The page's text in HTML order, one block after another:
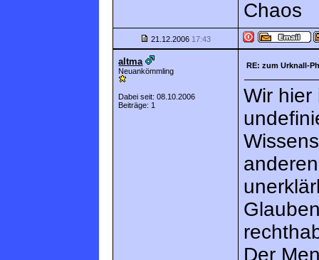
Chaos
21.12.2006 17:43
altma
Neuankömmling
Dabei seit: 08.10.2006
Beiträge: 1
RE: zum Urknall-
Wir hier
Der